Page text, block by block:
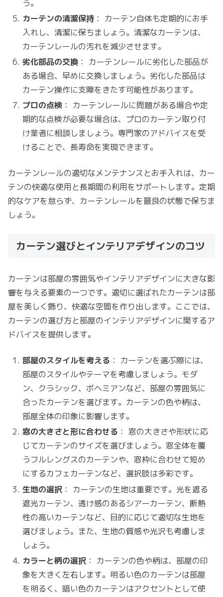
う。
カーテンの清潔保持 ： カーテン自体も定期的にお手
入れし、清潔に保ちましょう。清潔なカーテンは、
カーテンレールの汚れを減少させます。
劣化部品の交換 ： カーテンレールに劣化した部品が
ある場合、早めに交換しましょう。劣化した部品は
カーテン操作に支障をきたす可能性があります。
プロの点検 ： カーテンレールに問題がある場合や定
期的な点検が必要な場合は、プロのカーテン取り付
け業者に相談しましょう。専門家のアドバイスを受
けることで、長寿命を実現できます。
カーテンレールの適切なメンテナンスとお手入れは、カー
テンの快適な使用と長期間の利用をサポートします。定期
的なケアを怠らず、カーテンレールを最良の状態で保ちま
しょう。
カーテン選びとインテリアデザインのコツ
カーテンは部屋の雰囲気やインテリアデザインに大きな影
響を与える要素の一つです。適切に選ばれたカーテンは部
屋を美しく飾り、快適な空間を作り出します。ここでは、
カーテンの選び方と部屋のインテリアデザインに関するア
ドバイスを提供します。
部屋のスタイルを考える ： カーテンを選ぶ際には、
部屋のスタイルやテーマを考慮しましょう。モダ
ン、クラシック、ボヘミアンなど、部屋の雰囲気に
合ったカーテンを選びます。カーテンの色や柄は、
部屋全体の印象に影響します。
窓の大きさと形に合わせる ： 窓の大きさや形状に応
じてカーテンのサイズを選びましょう。窓全体を覆
うフルレングスのカーテンや、窓枠に合わせて短め
にするカフェカーテンなど、選択肢は多彩です。
生地の選択 ： カーテンの生地は重要です。光を遮る
遮光カーテン、透け感のあるシアーカーテン、断熱
性の高いカーテンなど、目的に応じて適切な生地を
選びましょう。また、生地の質感や光沢も考慮しま
しょう。
カラーと柄の選択 ： カーテンの色や柄は、部屋の印
象を大きく左右します。明るい色のカーテンは部屋
を明るく、暗い色のカーテンはアクセントとして使